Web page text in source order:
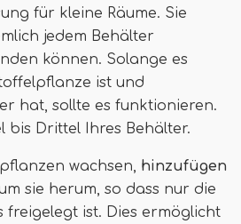
für kleine Räume. Sie
jedem Behälter
können. Solange es
ist und
hat, sollte es funktionieren.
bis Drittel Ihres Behälter.
wachsen, hinzufügen
sie herum, so dass nur die
freigelegt ist. Dies ermöglicht